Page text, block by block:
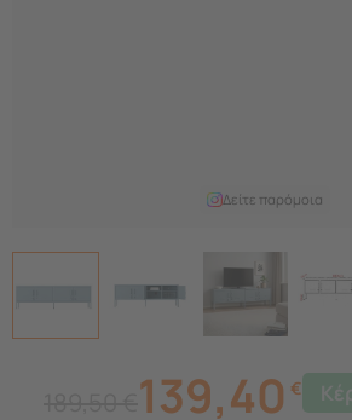
Δείτε παρόμοια
139,40 €